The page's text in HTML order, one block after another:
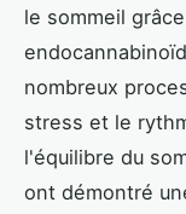
le sommeil
nombreux
stress et le
l'équilibre du
ont démontré